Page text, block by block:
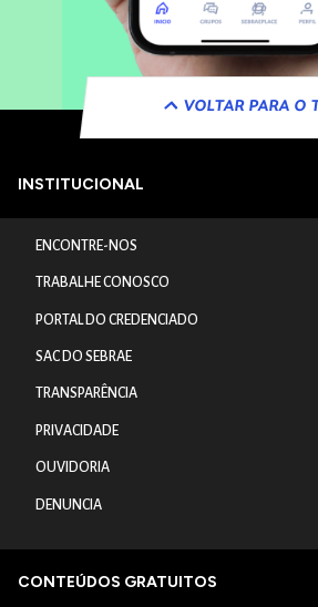
VOLTAR PARA O
INSTITUCIONAL
ENCONTRE-NOS
TRABALHE CONOSCO
PORTAL DO CREDENCIADO
SAC DO SEBRAE
TRANSPARÊNCIA
PRIVACIDADE
OUVIDORIA
DENUNCIA
CONTEÚDOS GRATUITOS